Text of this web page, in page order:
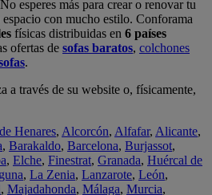
No esperes más para crear o renovar tu
con mucho estilo. Conforama
físicas distribuidas en 6 países
ofertas de sofas baratos, colchones
.
a través de su website o, físicamente,
Henares, Alcorcón, Alfafar, Alicante,
, Barakaldo, Barcelona, Burjassot,
, Elche, Finestrat, Granada, Huércal de
, La Zenia, Lanzarote, León,
, Majadahonda, Málaga, Murcia,